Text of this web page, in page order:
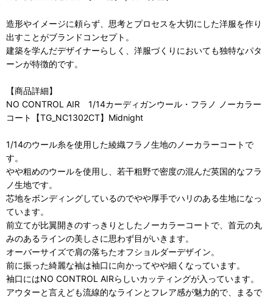
造形やイメージに頼らず、思考とプロセスを大切にした洋服を作り
出すことがブランドコンセプト。
建築を学んだデザイナーらしく、洋服づくりにおいても独特なパタ
ーンが特徴的です。
【商品詳細】
NO CONTROL AIR 1/14カーディガンウール・フラノ ノーカラー
コート【TG_NC1302CT】Midnight
1/14のウール糸を使用した綾織フラノ生地のノーカラーコートで
す。
やや粗めのウールを使用し、若干粗野で密度の混んだ英国的なフラ
ノ生地です。
芯地をボンディングしているのでやや厚手でハリのある生地になっ
ています。
前立てが比翼開きのすっきりとしたノーカラーコートで、首元の丸
みのあるラインの美しさに思わず目がいきます。
オーバーサイズで肩の落ちたオフショルダーデザイン。
前に振った綺麗な袖は袖口に向かってやや細くなっています。
袖口にはNO CONTROL AIRらしいカッティングが入っています。
アウターと言えども流線的なラインとフレア感が魅力的で、まるで